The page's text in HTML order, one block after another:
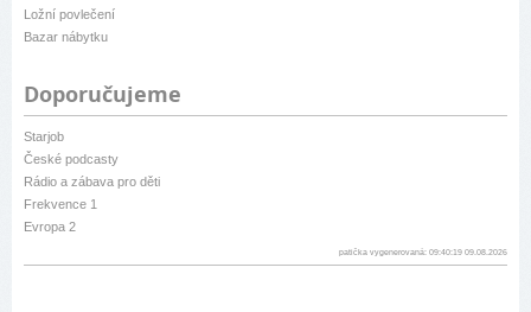
Ložní povlečení
Bazar nábytku
Doporučujeme
Starjob
České podcasty
Rádio a zábava pro děti
Frekvence 1
Evropa 2
patička vygenerovaná: 09:40:19 09.08.2026